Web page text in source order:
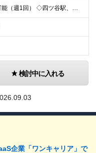
◇リモートワーク可能（週1回） ◇四ツ谷駅、麹町駅から徒歩4分の好アクセス 【東京オフィス】 東京都千代田区麹町６丁目２－６ ＰＭＯ麹町４階Ｈ１Ｏ麹町４０９ (変更の範囲)上記を除く当社関連勤務地
検討中に入れる
企業「ワンキャリア」で